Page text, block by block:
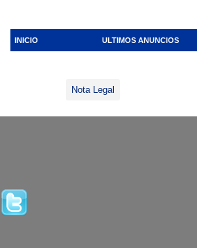
INICIO ULTIMOS ANUNCIOS
Nota Legal